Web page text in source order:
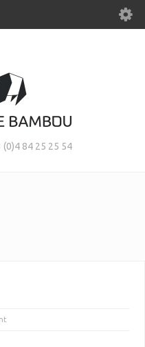
84 25 25 54